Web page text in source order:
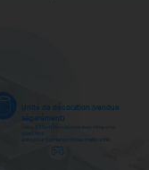
Unité de décoration (vendue
séparément)
Deco X50-4G fonctionne avec n'importe
unité pour former un réseau maillé unifié